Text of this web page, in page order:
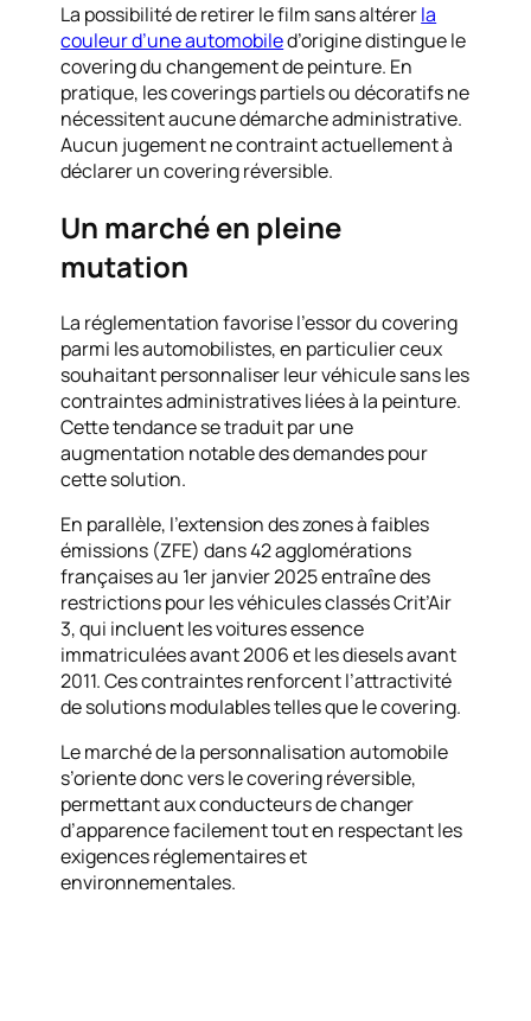
La possibilité de retirer le film sans altérerla
couleur d’une automobiled’origine distingue le
covering du changement de peinture. En
pratique, les coverings partiels ou décoratifs ne
nécessitent aucune démarche administrative.
Aucun jugement ne contraint actuellement à
déclarer un covering réversible.
Un marché en pleine
mutation
La réglementation favorise l’essor du covering
parmi les automobilistes, en particulier ceux
souhaitant personnaliser leur véhicule sans les
contraintes administratives liées à la peinture.
Cette tendance se traduit par une
augmentation notable des demandes pour
cette solution.
En parallèle, l’extension des zones à faibles
émissions (ZFE) dans 42 agglomérations
françaises au 1er janvier 2025 entraîne des
restrictions pour les véhicules classés Crit’Air
3, qui incluent les voitures essence
immatriculées avant 2006 et les diesels avant
2011. Ces contraintes renforcent l’attractivité
de solutions modulables telles que le covering.
Le marché de la personnalisation automobile
s’oriente donc vers le covering réversible,
permettant aux conducteurs de changer
d’apparence facilement tout en respectant les
exigences réglementaires et
environnementales.